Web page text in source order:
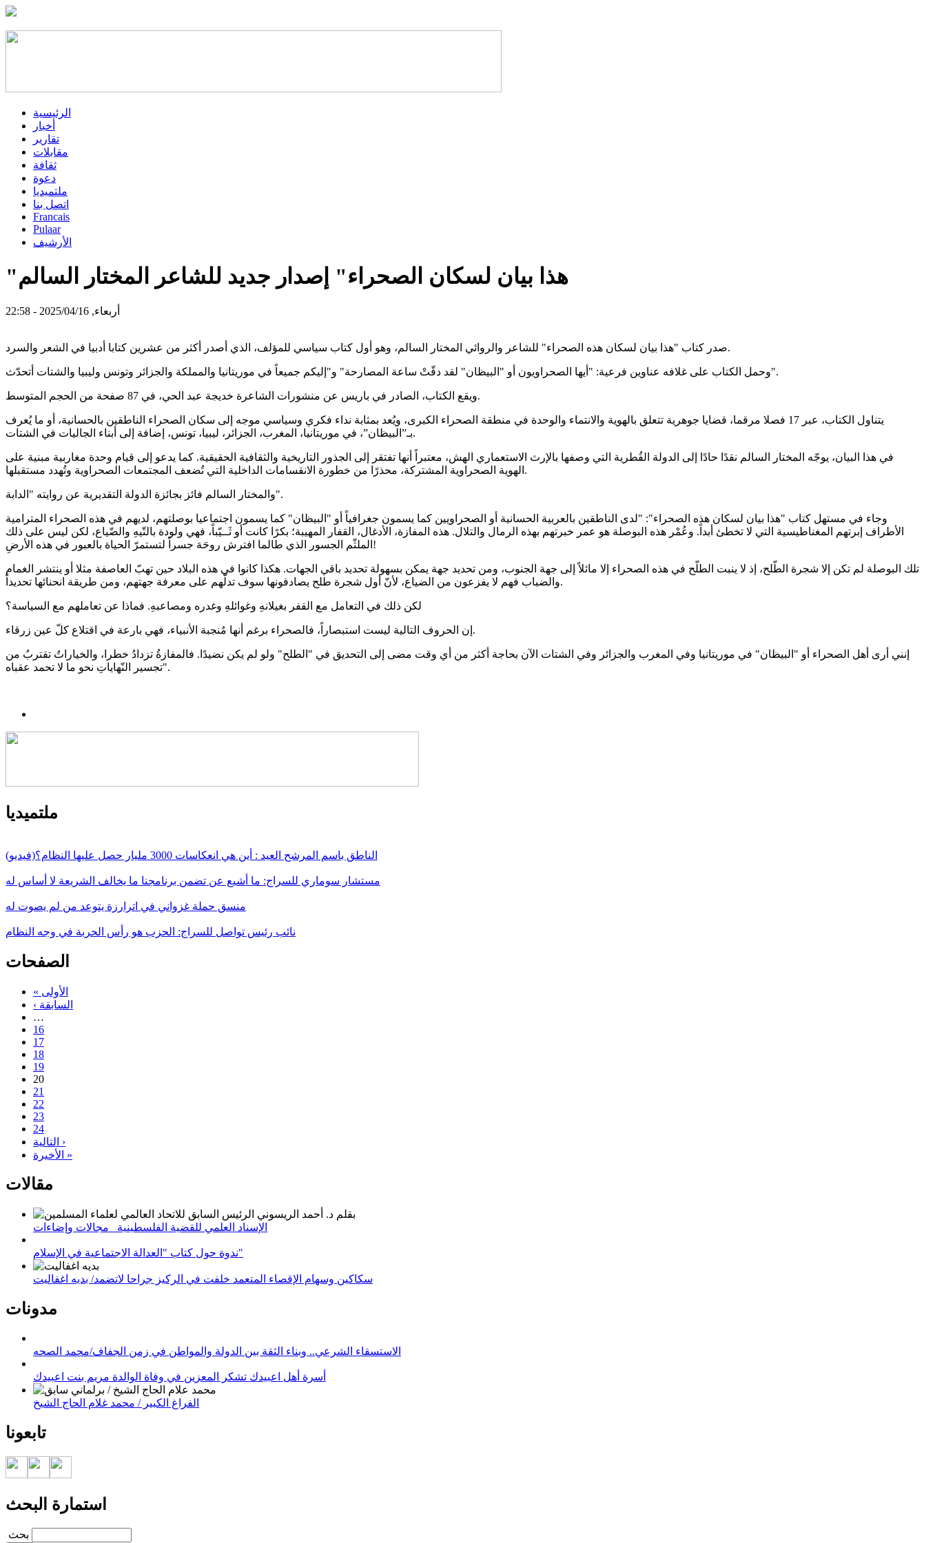
الرئيسية
أخبار
تقارير
مقابلات
ثقافة
دعوة
ملتميديا
اتصل بنا
Francais
Pulaar
الأرشيف
"هذا بيان لسكان الصحراء" إصدار جديد للشاعر المختار السالم
أربعاء, 2025/04/16 - 22:58
صدر كتاب "هذا بيان لسكان هذه الصحراء" للشاعر والروائي المختار السالم، وهو أول كتاب سياسي للمؤلف، الذي أصدر أكثر من عشرين كتابا أدبيا في الشعر والسرد.
وحمل الكتاب على غلافه عناوين فرعية: "أيها الصحراويون أو "البيظان" لقد دقّتْ ساعة المصارحة" و"إليكم جميعاً في موريتانيا والمملكة والجزائر وتونس وليبيا والشتات أتحدّث".
ويقع الكتاب، الصادر في باريس عن منشورات الشاعرة خديجة عبد الحي، في 87 صفحة من الحجم المتوسط.
يتناول الكتاب، عبر 17 فصلا مرقما، قضايا جوهرية تتعلق بالهوية والانتماء والوحدة في منطقة الصحراء الكبرى، ويُعد بمثابة نداء فكري وسياسي موجه إلى سكان الصحراء الناطقين بالحسانية، أو ما يُعرف
بـ”البيظان”، في موريتانيا، المغرب، الجزائر، ليبيا، تونس، إضافة إلى أبناء الجاليات في الشتات.
في هذا البيان، يوجّه المختار السالم نقدًا حادًا إلى الدولة القُطرية التي وصفها بالإرث الاستعماري الهش، معتبراً أنها تفتقر إلى الجذور التاريخية والثقافية الحقيقية. كما يدعو إلى قيام وحدة مغاربية مبنية على
الهوية الصحراوية المشتركة، محذرًا من خطورة الانقسامات الداخلية التي تُضعف المجتمعات الصحراوية وتُهدد مستقبلها.
والمختار السالم فائز بجائزة الدولة التقديرية عن روايته "الدابة".
وجاء في مستهل كتاب "هذا بيان لسكان هذه الصحراء": "لدى الناطقين بالعربية الحسانية أو الصحراويين كما يسمون جغرافياً أو "البيظان" كما يسمون اجتماعيا بوصلتهم، لديهم في هذه الصحراء المترامية
الأطراف إبرتهم المغناطيسية التي لا تخطئ أبداً. وعُمْر هذه البوصلة هو عمر خبرتهم بهذه الرمال والتلال. هذه المفازة، الأدغال، القفار المهيبة؛ بكرًا كانت أو ثَــيّباً، فهي ولودة بالتّيهِ والضّياع، لكن ليس على ذلك
الملثّم الجسور الذي طالما افترش روحَهَ جسراً لتستمرّ الحياة بالعبور في هذه الأرضِ!
تلك البوصلة لم تكن إلا شجرة الطّلح، إذ لا ينبت الطلّح في هذه الصحراء إلا مائلاً إلى جهة الجنوب، ومن تحديد جهة يمكن بسهولة تحديد باقي الجهات. هكذا كانوا في هذه البلاد حين تهبّ العاصفة مثلا أو ينتشر الغمام
والضباب فهم لا يفزعون من الضياع، لأنّ أول شجرة طلح يصادفونها سوف تدلّهم على معرفة جهتهم، ومن طريقة انحنائها تحديداً.
لكن ذلك في التعامل مع القفر بغيلانهِ وغوائلهِ وغدره ومصاعبهِ. فماذا عن تعاملهم مع السياسة؟
إن الحروف التالية ليست استبصاراً، فالصحراء برغم أنها مُنجبة الأنبياء، فهي بارعة في اقتلاع كلّ عين زرقاء.
إنني أرى أهل الصحراء أو "البيظان" في موريتانيا وفي المغرب والجزائر وفي الشتات الآن بحاجة أكثر من أي وقت مضى إلى التحديق في "الطلح" ولو لم يكن نضيدًا. فالمفازةُ تزدادُ خطرا، والخياراتُ تقتربُ من
تجسير النّهاياتِ نحو ما لا تحمد عقباه".
ملتميديا
الناطق باسم المرشح العيد : أين هي انعكاسات 3000 مليار حصل عليها النظام؟(فيديو)
مستشار سوماري للسراج: ما أشيع عن تضمن برنامجنا ما يخالف الشريعة لا أساس له
منسق حملة غزواني في اترارزة يتوعد من لم يصوت له
نائب رئيس تواصل للسراج: الحزب هو رأس الحربة في وجه النظام
الصفحات
« الأولى
‹ السابقة
…
16
17
18
19
20
21
22
23
24
التالية ›
الأخيرة »
مقالات
الإسناد العلمي للقضية الفلسطينية_ مجالات وإضاءات
ندوة حول كتاب "العدالة الاجتماعية في الإسلام"
سكاكين وسهام الإقصاء المتعمد خلفت في الركيز جراحا لاتضمد/ بديه اغفاليت
مدونات
الاستسقاء الشرعي.. وبناء الثقة بين الدولة والمواطن في زمن الجفاف/محمد الصحه
أسرة أهل اعبيدك تشكر المعزين في وفاة الوالدة مريم بنت اعبيدك
الفراغ الكبير / محمد غلام الحاج الشيخ
تابعونا
استمارة البحث
‏بحث ‏